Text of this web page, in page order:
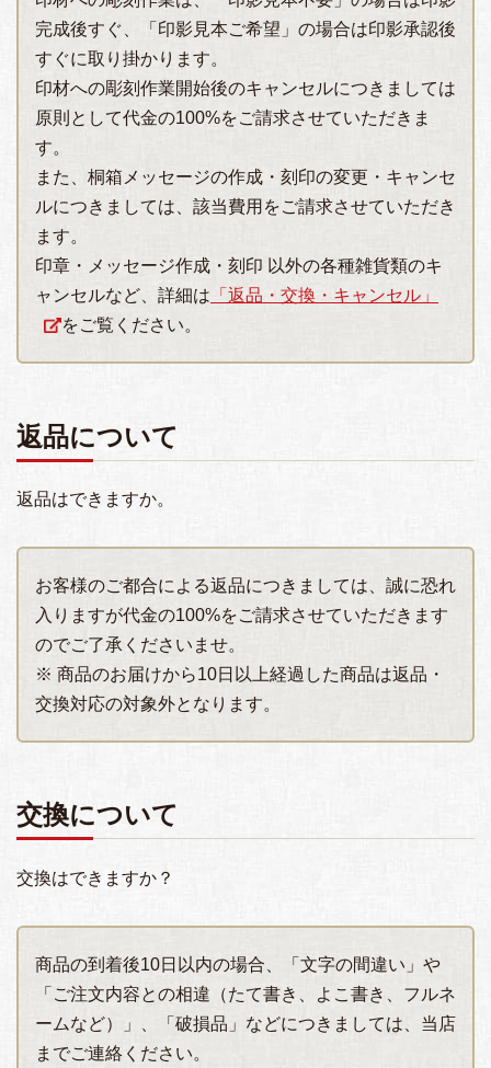
完成後すぐ、「印影見本ご希望」の場合は印影承認後
すぐに取り掛かります。
印材への彫刻作業開始後のキャンセルにつきましては
原則として代金の100%をご請求させていただきま
す。
また、桐箱メッセージの作成・刻印の変更・キャンセ
ルにつきましては、該当費用をご請求させていただき
ます。
印章・メッセージ作成・刻印 以外の各種雑貨類のキ
ャンセルなど、詳細は 「返品・交換・キャンセル」
をご覧ください。
返品について
返品はできますか。
お客様のご都合による返品につきましては、誠に恐れ
入りますが代金の100%をご請求させていただきます
のでご了承くださいませ。
※ 商品のお届けから10日以上経過した商品は返品・
交換対応の対象外となります。
交換について
交換はできますか？
商品の到着後10日以内の場合、「文字の間違い」や
「ご注文内容との相違（たて書き、よこ書き、フルネ
ームなど）」、「破損品」などにつきましては、当店
までご連絡ください。